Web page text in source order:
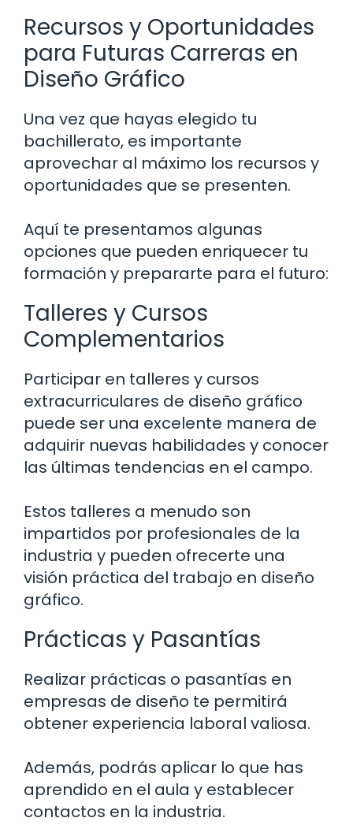
Recursos y Oportunidades
para Futuras Carreras en
Diseño Gráfico
Una vez que hayas elegido tu
bachillerato, es importante
aprovechar al máximo los recursos y
oportunidades que se presenten.
Aquí te presentamos algunas
opciones que pueden enriquecer tu
formación y prepararte para el futuro:
Talleres y Cursos
Complementarios
Participar en talleres y cursos
extracurriculares de diseño gráfico
puede ser una excelente manera de
adquirir nuevas habilidades y conocer
las últimas tendencias en el campo.
Estos talleres a menudo son
impartidos por profesionales de la
industria y pueden ofrecerte una
visión práctica del trabajo en diseño
gráfico.
Prácticas y Pasantías
Realizar prácticas o pasantías en
empresas de diseño te permitirá
obtener experiencia laboral valiosa.
Además, podrás aplicar lo que has
aprendido en el aula y establecer
contactos en la industria.